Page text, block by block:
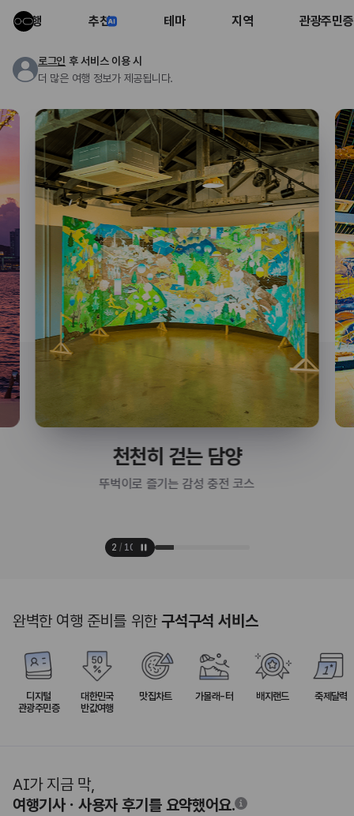
여행 추천 테마 지역 관광주민증
로그인 후 서비스 이용 시
더 많은 여행 정보가 제공됩니다.
천천히 걷는 담양
뚜벅이로 즐기는 감성 충전 코스
3 / 10
완벽한 여행 준비를 위한구석구석 서비스
디지털
관광주민증
대한민국
반값여행
맛집차트 가볼래-터 배지랜드 축제달력
AI가 지금 막,
여행기사ㆍ사용자 후기를 요약했어요.